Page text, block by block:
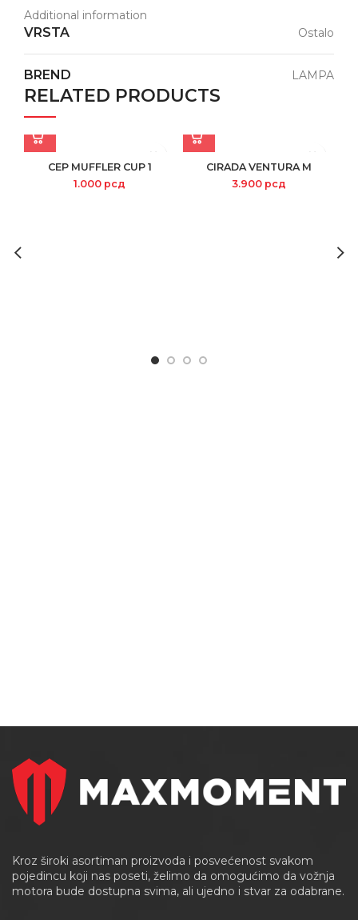
Additional information
VRSTA Ostalo
BREND LAMPA
RELATED PRODUCTS
CEP MUFFLER CUP 1
1.000 рсд
CIRADA VENTURA M
3.900 рсд
Kroz široki asortiman proizvoda i posvećenost svakom
pojedincu koji nas poseti, želimo da omogućimo da vožnja
motora bude dostupna svima, ali ujedno i stvar za odabrane.